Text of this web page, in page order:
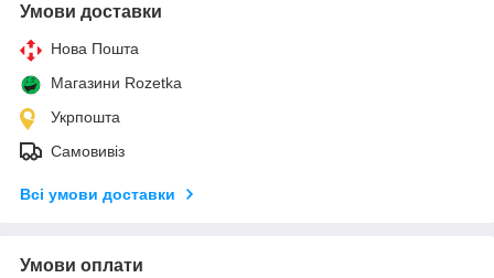
Умови доставки
Нова Пошта
Магазини Rozetka
Укрпошта
Самовивіз
Всі умови доставки
Умови оплати